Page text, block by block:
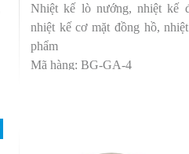
Nhiệt kế lò nướng, nhiệt kế
nhiệt kế cơ mặt đồng hồ,
phẩm
Mã hàng: BG-GA-4